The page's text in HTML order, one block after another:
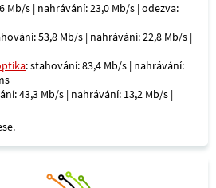
Mb/s | nahrávání: 23,0 Mb/s | odezva:
53,8 Mb/s | nahrávání: 22,8 Mb/s |
: stahování: 83,4 Mb/s | nahrávání:
43,3 Mb/s | nahrávání: 13,2 Mb/s |